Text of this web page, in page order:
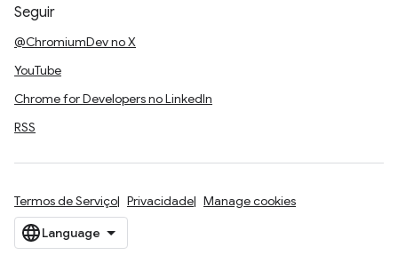
Seguir
@ChromiumDev no X
YouTube
Chrome for Developers no LinkedIn
RSS
Termos de Serviço Privacidade Manage cookies